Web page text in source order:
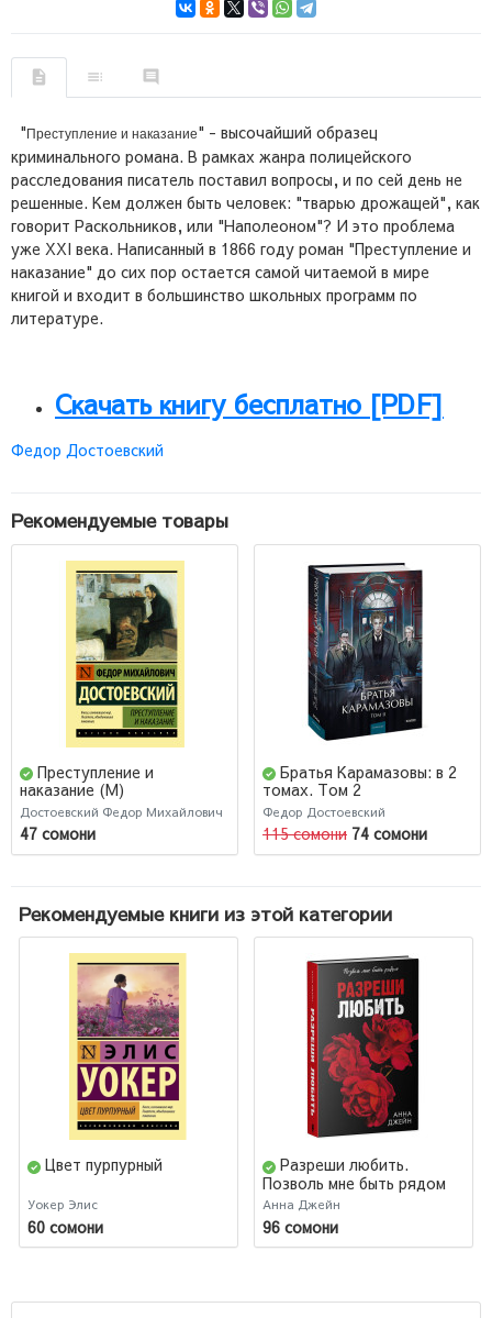
" Преступление и наказание" - высочайший образец
криминального романа. В рамках жанра полицейского
расследования писатель поставил вопросы, и по сей день не
решенные. Кем должен быть человек: "тварью дрожащей", как
говорит Раскольников, или "Наполеоном"? И это проблема
уже XXI века. Написанный в 1866 году роман "Преступление и
наказание" до сих пор остается самой читаемой в мире
книгой и входит в большинство школьных программ по
литературе.
Скачать книгу бесплатно [PDF]
Федор Достоевский
Рекомендуемые товары
Преступление и
наказание (М)
Достоевский Федор Михайлович
47 сомони
Братья Карамазовы: в 2
томах. Том 2
Федор Достоевский
115 сомони 74 сомони
Рекомендуемые книги из этой категории
Цвет пурпурный
Уокер Элис
60 сомони
Разреши любить.
Позволь мне быть рядом
Анна Джейн
96 сомони